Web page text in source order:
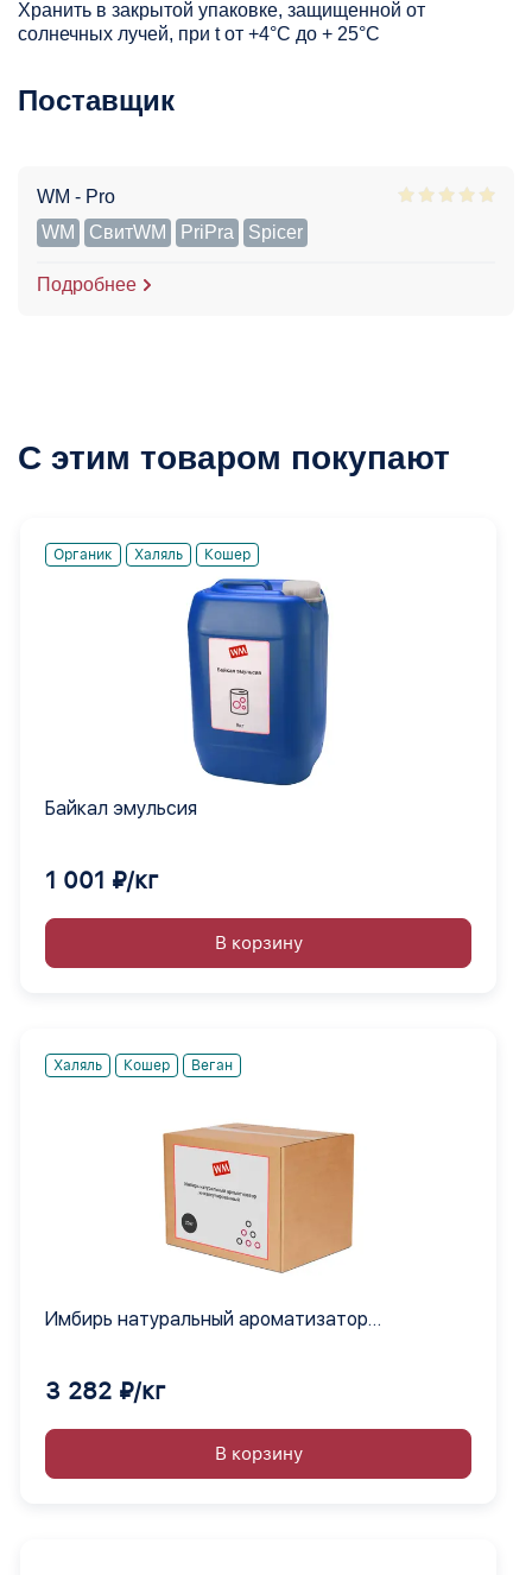
Хранить в закрытой упаковке, защищенной от
солнечных лучей, при t от +4°C до + 25°С
Поставщик
WM - Pro
WM
СвитWM PriPra Spicer
Подробнее
С этим товаром покупают
Органик Халяль Кошер
Байкал эмульсия
1 001 ₽/кг
В корзину
Халяль Кошер Веган
Имбирь натуральный ароматизатор
3 282 ₽/кг
В корзину